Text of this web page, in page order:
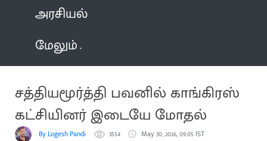
அரசியல்
மேலும்
சத்தியமூர்த்தி பவனில் காங்கிரஸ்
கட்சியினர் இடையே மோதல்
By Logesh Pandi 3554 May 30, 2026, 09:05 IST